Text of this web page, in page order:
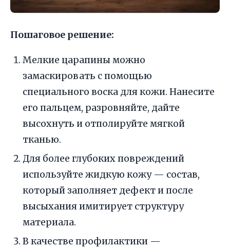
Пошаговое решение:
Мелкие царапины можно
замаскировать с помощью
специального воска для кожи. Нанесите
его пальцем, разровняйте, дайте
высохнуть и отполируйте мягкой
тканью.
Для более глубоких повреждений
используйте жидкую кожу — состав,
который заполняет дефект и после
высыхания имитирует структуру
материала.
В качестве профилактики —